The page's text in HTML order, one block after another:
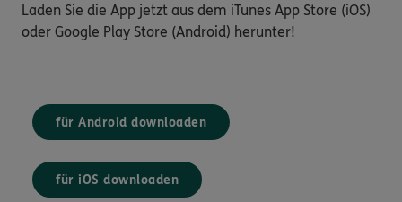
Laden Sie die App jetzt aus dem iTunes App Store (iOS)
oder Google Play Store (Android) herunter!
für Android downloaden
für iOS downloaden